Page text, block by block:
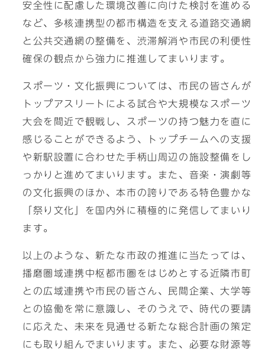
安全性に配慮した環境改善に向けた検討を進める
など、多核連携型の都市構造を支える道路交通網
と公共交通網の整備を、渋滞解消や市民の利便性
確保の観点から強力に推進してまいります。
スポーツ・文化振興については、市民の皆さんが
トップアスリートによる試合や大規模なスポーツ
大会を間近で観戦し、スポーツの持つ魅力を直に
感じることができるよう、トップチームへの支援
や新駅設置に合わせた手柄山周辺の施設整備をし
っかりと進めてまいります。また、音楽・演劇等
の文化振興のほか、本市の誇りである特色豊かな
「祭り文化」を国内外に積極的に発信してまいり
ます。
以上のような、新たな市政の推進に当たっては、
播磨圏域連携中枢都市圏をはじめとする近隣市町
との広域連携や市民の皆さん、民間企業、大学等
との協働を常に意識し、そのうえで、時代の要請
に応えた、未来を見通せる新たな総合計画の策定
にも取り組んでまいります。また、必要な財源等